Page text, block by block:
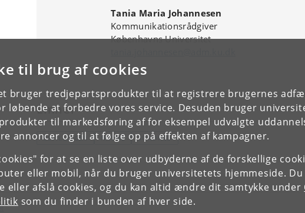
til brug af cookies
bruger tredjepartsprodukter til at registrere brugernes
løbende at forbedre vores service. Desuden bruger
til markedsføring af for eksempel udvalgte
annoncer og til at følge op på effekten af kampagner.
for at se en liste over udbyderne af de forskellige
eller mobil, når du bruger universitetets hjemmeside.
eller afslå cookies, og du kan altid ændre dit samtykke under
som du finder i bunden af hver side.
ved Institut for Klinisk Medicin,
Vice Chair: Sine Reker Hadrup, professor
Precision Medicine and Prognostic
Chair: Johan Michael Burisch, Hvidovre
Universitet
Vice Chair: Torben Hansen, professor ved
Foundation Center for Basic Metabolic
Universitet
Digital Phenotyping for Home-based
Chair: Jakob Eyvind Bardram, professor
Vice Chair: Thea Kølsen Fischer,
klinisk professor ved Institut for
Tania Maria Johannesen
Kommunikationsrådgiver
Københavns Universitet
Emner
BEVILLINGER NAVNE SUNDHED